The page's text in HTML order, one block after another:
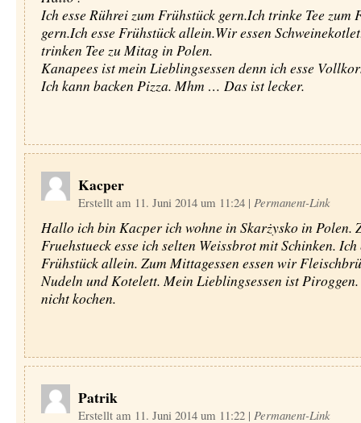
Ich esse Rührei zum Frühstück gern.Ich trinke Tee zum
gern.Ich esse Frühstück allein.Wir essen
trinken Tee zu Mitag in Polen.
Kanapees ist mein Lieblingsessen denn ich esse
Ich kann backen Pizza. Mhm … Das ist lecker.
Kacper
Erstellt am 11. Juni 2014 um 11:24 | Permanent-Link
Hallo ich bin Kacper ich wohne in Skarżysko in Polen.
Fruehstueck esse ich selten Weissbrot mit Schinken. Ich
Frühstück allein. Zum Mittagessen essen wir
Nudeln und Kotelett. Mein Lieblingsessen ist
nicht kochen.
Patrik
Erstellt am 11. Juni 2014 um 11:22 | Permanent-Link